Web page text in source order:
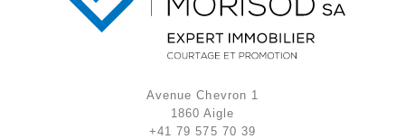
Avenue Chevron 1
1860 Aigle
+41 79 575 70 39